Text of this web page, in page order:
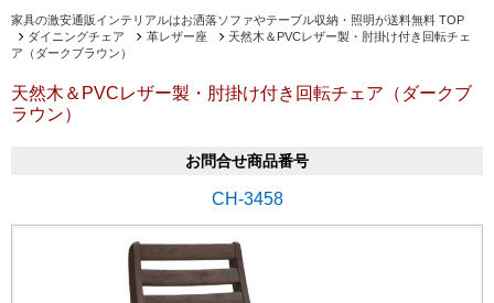
家具の激安通販インテリアルはお洒落ソファやテーブル収納・照明が送料無料 TOP
ダイニングチェア
革レザー座
天然木＆PVCレザー製・肘掛け付き回転チェ
ア（ダークブラウン）
天然木＆PVCレザー製・肘掛け付き回転チェア（ダークブ
ラウン）
お問合せ商品番号
CH-3458